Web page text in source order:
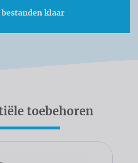
klaar
toebehoren